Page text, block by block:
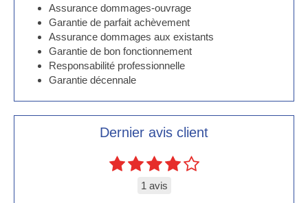
Assurance dommages-ouvrage
Garantie de parfait achèvement
Assurance dommages aux existants
Garantie de bon fonctionnement
Responsabilité professionnelle
Garantie décennale
Dernier avis client
1 avis